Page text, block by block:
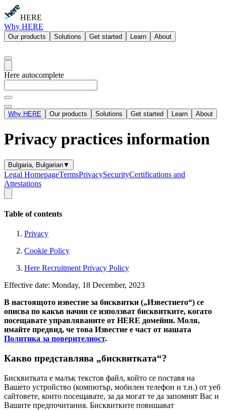
HERE
Why HERE
Our products Solutions Get started Learn About
Here autocomplete
Why HERE Our products Solutions Get started Learn About
Privacy practices information
Bulgaria, Bulgarian▼
Legal HomepageTermsPrivacySecurityCertifications and
Attestations
Table of contents
Privacy
Cookie Policy
Here Recruitment Privacy Policy
Effective date: Monday, 18 December, 2023
В настоящото известие за бисквитки („Известието“) се
описва по какъв начин се използват бисквитките, когато
посещавате управляваните от HERE домейни. Моля,
имайте предвид, че това Известие е част от нашата
Политика за поверителност.
Какво представлява „бисквитката“?
Бисквитката е малък текстов файл, който се поставя на
Вашето устройство (компютър, мобилен телефон и т.н.) от уеб
сайтовете, които посещавате, за да могат те да запомнят Вас и
Вашите предпочитания. Бисквитките повишават